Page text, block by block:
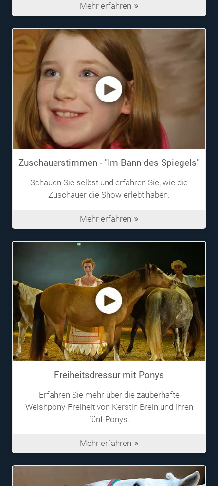
Mehr erfahren
Zuschauerstimmen - "Im Bann des Spiegels"
Schauen Sie selbst und erfahren Sie, wie die
Zuschauer die Show erlebt haben.
Mehr erfahren
Freiheitsdressur mit Ponys
Erfahren Sie mehr über die zauberhafte
Welshpony-Freiheit von Kerstin Brein und ihren
fünf Ponys.
Mehr erfahren